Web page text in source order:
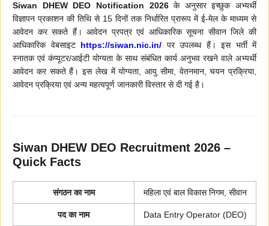
Siwan DHEW DEO Notification 2026के अनुसार इच्छुक अभ्यर्थी
विज्ञापन प्रकाशन की तिथि से 15 दिनों तक निर्धारित प्रारूप में ई-मेल के माध्यम से
आवेदन कर सकते हैं। आवेदन प्रपत्र एवं आधिकारिक सूचना सीवान जिले की
आधिकारिक वेबसाइट https://siwan.nic.in/ पर उपलब्ध हैं। इस भर्ती में
स्नातक एवं कंप्यूटर/आईटी योग्यता के साथ संबंधित कार्य अनुभव रखने वाले अभ्यर्थी
आवेदन कर सकते हैं। इस लेख में योग्यता, आयु सीमा, वेतनमान, चयन प्रक्रिया,
आवेदन प्रक्रिया एवं अन्य महत्वपूर्ण जानकारी विस्तार से दी गई है।
Siwan DHEW DEO Recruitment 2026 –
Quick Facts
संगठन का नाम महिला एवं बाल विकास निगम, सीवान
पद का नाम Data Entry Operator (DEO)